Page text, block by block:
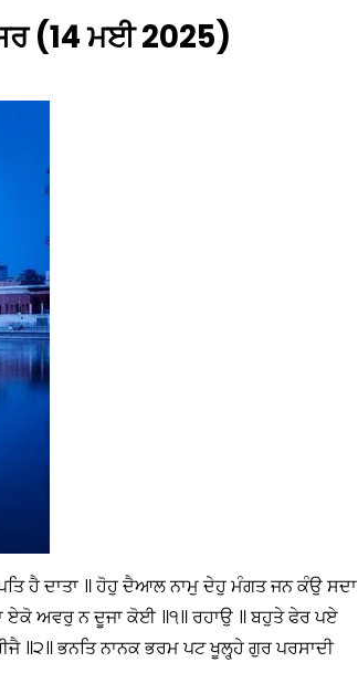
(14 ਮਈ 2025)
ਹੈ ਦਾਤਾ ॥ ਹੋਹੁ ਦੈਆਲ ਨਾਮੁ ਦੇਹੁ ਮੰਗਤ ਜਨ ਕੰਉ ਸਦਾ
ਏਕੋ ਅਵਰੁ ਨ ਦੂਜਾ ਕੋਈ ॥੧॥ ਰਹਾਉ ॥ ਬਹੁਤੇ ਫੇਰ ਪਏ
ਭਨਤਿ ਨਾਨਕ ਭਰਮ ਪਟ ਖੂਲ੍ਹ੍ਹੇ ਗੁਰ ਪਰਸਾਦੀ
Sohna